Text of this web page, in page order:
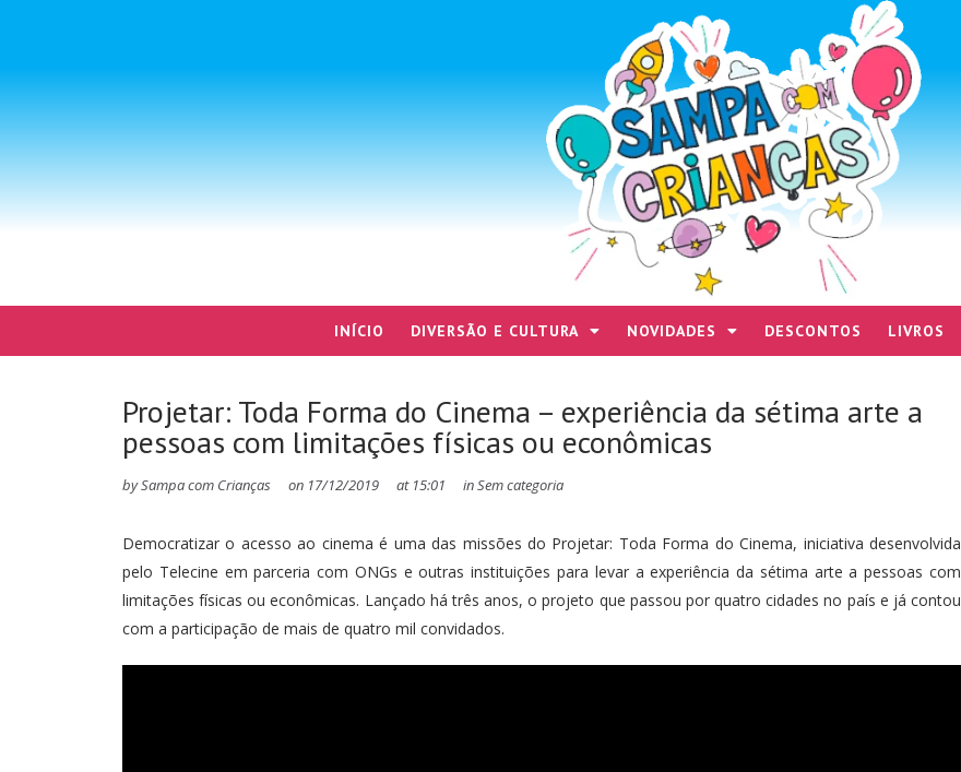
INÍCIO DIVERSÃO E CULTURA NOVIDADES DESCONTOS LIVROS
Projetar: Toda Forma do Cinema – experiência da sétima arte a
pessoas com limitações físicas ou econômicas
bySampa com Crianças on 17/12/2019 at 15:01 inSem categoria
Democratizar o acesso ao cinema é uma das missões do Projetar: Toda Forma do Cinema, iniciativa desenvolvida
pelo Telecine em parceria com ONGs e outras instituições para levar a experiência da sétima arte a pessoas com
limitações físicas ou econômicas. Lançado há três anos, o projeto que passou por quatro cidades no país e já contou
com a participação de mais de quatro mil convidados.